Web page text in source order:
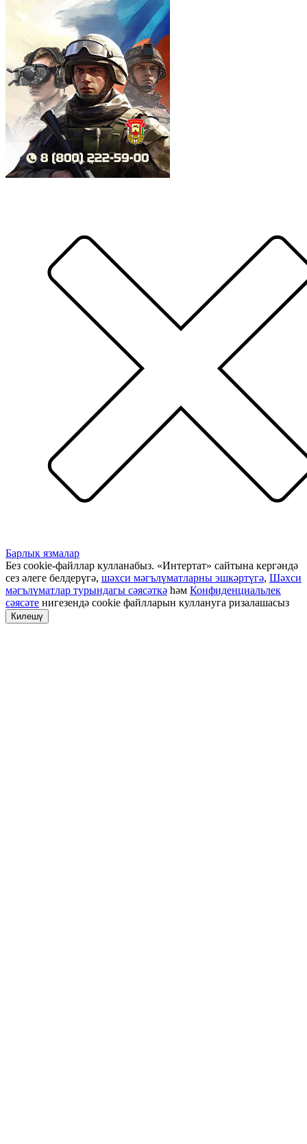
Барлык язмалар
Без cookie-файллар кулланабыз. «Интертат» сайтына кергәндә
сез әлеге белдерүгә, шәхси мәгълүматларны эшкәртүгә, Шәхси
мәгълүматлар турындагы сәясәткә һәм Конфиденциальлек
сәясәте нигезендә cookie файлларын куллануга ризалашасыз
Килешү